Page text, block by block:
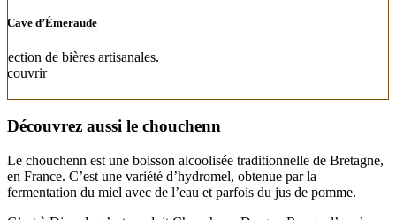
Cave d’Émeraude
de bières artisanales.
Découvrez aussi le chouchenn
Le chouchenn est une boisson alcoolisée traditionnelle de Bretagne,
en France. C’est une variété d’hydromel, obtenue par la
fermentation du miel avec de l’eau et parfois du jus de pomme.